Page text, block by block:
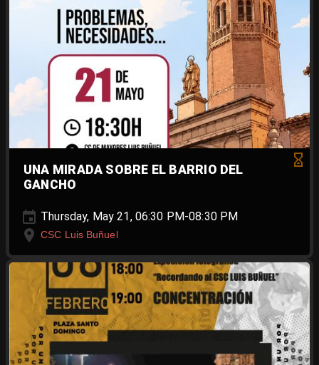
UNA MIRADA SOBRE EL BARRIO DEL
GANCHO
Thursday, May 21, 06:30 PM-08:30 PM
CSC Luis Buñuel